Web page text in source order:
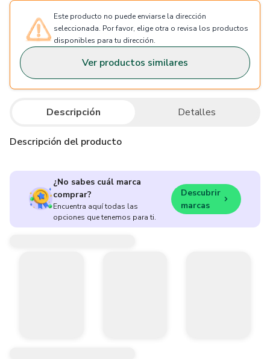
Este producto no puede enviarse la dirección
seleccionada. Por favor, elige otra o revisa los productos
disponibles para tu dirección.
Ver productos similares
Descripción Detalles
Descripción del producto
¿No sabes cuál marca
comprar?
Encuentra aquí todas las
opciones que tenemos para ti.
Descubrir
marcas